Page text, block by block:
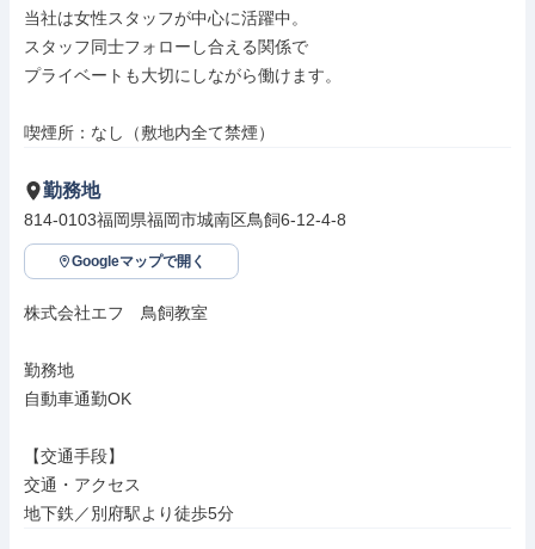
当社は女性スタッフが中心に活躍中。
スタッフ同士フォローし合える関係で
プライベートも大切にしながら働けます。
喫煙所：なし（敷地内全て禁煙）
勤務地
814-0103福岡県福岡市城南区鳥飼6-12-4-8
Googleマップで開く
株式会社エフ　鳥飼教室
勤務地
自動車通勤OK
【交通手段】
交通・アクセス
地下鉄／別府駅より徒歩5分